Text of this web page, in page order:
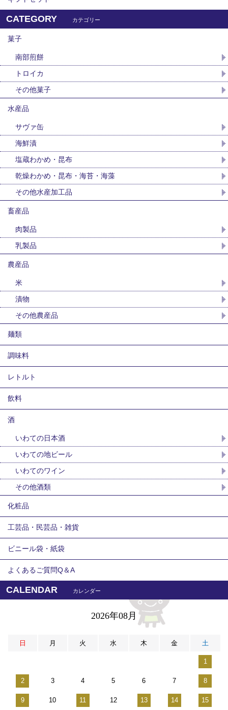
CATEGORY カテゴリー
菓子
南部煎餅
トロイカ
その他菓子
水産品
サヴァ缶
海鮮漬
塩蔵わかめ・昆布
乾燥わかめ・昆布・海苔・海藻
その他水産加工品
畜産品
肉製品
乳製品
農産品
米
漬物
その他農産品
麺類
調味料
レトルト
飲料
酒
いわての日本酒
いわての地ビール
いわてのワイン
その他酒類
化粧品
工芸品・民芸品・雑貨
ビニール袋・紙袋
よくあるご質問Q＆A
CALENDAR カレンダー
2026年08月
日 月 火 水 木 金 土
1
2 3 4 5 6 7 8
9 10 11 12 13 14 15